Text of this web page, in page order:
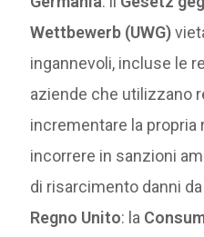
Wettbewerb (UWG)
ingannevoli, incluse le
aziende che utilizzano
incrementare la
incorrere in sanzioni
di risarcimento danni
Regno Unito: la